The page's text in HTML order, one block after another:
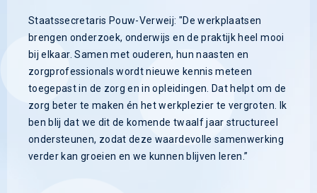
Staatssecretaris Pouw-Verweij: "De werkplaatsen
brengen onderzoek, onderwijs en de praktijk heel mooi
bij elkaar. Samen met ouderen, hun naasten en
zorgprofessionals wordt nieuwe kennis meteen
toegepast in de zorg en in opleidingen. Dat helpt om de
zorg beter te maken én het werkplezier te vergroten. Ik
ben blij dat we dit de komende twaalf jaar structureel
ondersteunen, zodat deze waardevolle samenwerking
verder kan groeien en we kunnen blijven leren.”